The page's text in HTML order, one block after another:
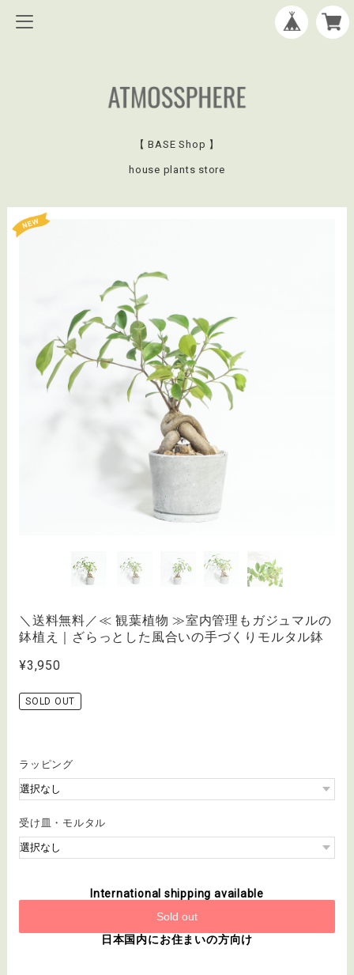
【 BASE Shop 】
house plants store
＼送料無料／≪ 観葉植物 ≫室内管理もガジュマルの
鉢植え｜ざらっとした風合いの手づくりモルタル鉢
¥3,950
SOLD OUT
ラッピング
受け皿・モルタル
International shipping available
Sold out
日本国内にお住まいの方向け